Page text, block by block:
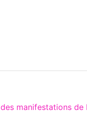
manifestations de